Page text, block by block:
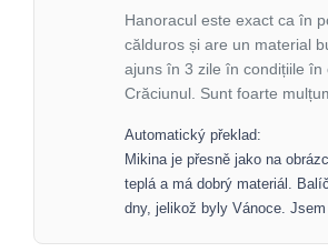
Hanoracul este exact ca în
călduros și are un material
ajuns în 3 zile în condițiile în
Crăciunul. Sunt foarte
Automatický překlad:
Mikina je přesně jako na
teplá a má dobrý materiál.
dny, jelikož byly Vánoce.